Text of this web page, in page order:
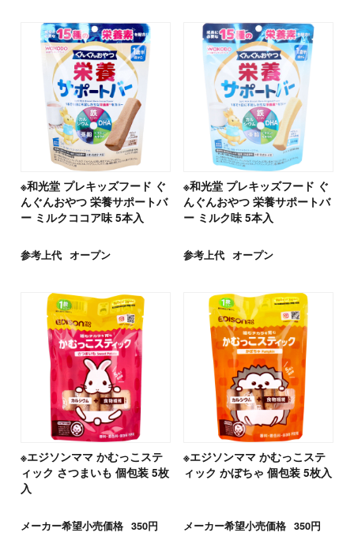
※和光堂 プレキッズフード ぐ
んぐんおやつ 栄養サポートバ
ー ミルクココア味 5本入
参考上代 オープン
※和光堂 プレキッズフード ぐ
んぐんおやつ 栄養サポートバ
ー ミルク味 5本入
参考上代 オープン
※エジソンママ かむっこステ
ィック さつまいも 個包装 5枚
入
メーカー希望小売価格 350円
※エジソンママ かむっこステ
ィック かぼちゃ 個包装 5枚入
メーカー希望小売価格 350円